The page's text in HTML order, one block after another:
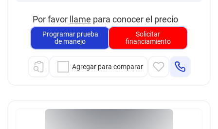
Por favor llame para conocer el precio
Programar prueba
de manejo
Solicitar
financiamiento
Agregar para comparar